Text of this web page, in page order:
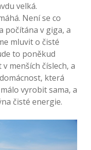
velká.
Není se co
počítána v giga, a
mluvit o čisté
to poněkud
menších číslech, a
která
vyrobit sama, a
čisté energie.